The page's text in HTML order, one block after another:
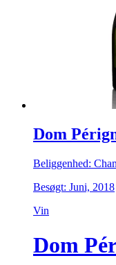
Dom
Beliggenhed:
Besøgt: Juni, 2018
Vin
Dom